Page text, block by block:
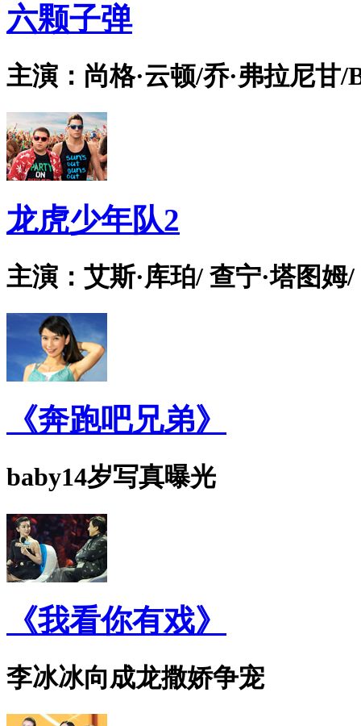
六颗子弹
主演：尚格·云顿/乔·弗拉尼甘/
龙虎少年队2
主演：艾斯·库珀/ 查宁·塔图姆/
《奔跑吧兄弟》
baby14岁写真曝光
《我看你有戏》
李冰冰向成龙撒娇争宠